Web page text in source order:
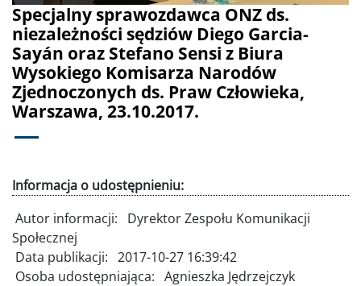
Specjalny sprawozdawca ONZ ds.
niezależności sędziów Diego Garcia-
Sayán oraz Stefano Sensi z Biura
Wysokiego Komisarza Narodów
Zjednoczonych ds. Praw Człowieka,
Warszawa, 23.10.2017.
Informacja o udostępnieniu:
Autor informacji:
Dyrektor Zespołu Komunikacji
Społecznej
Data publikacji: 2017-10-27 16:39:42
Osoba udostępniająca: Agnieszka Jędrzejczyk